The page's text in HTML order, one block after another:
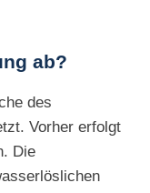
ab?
des
Vorher erfolgt
Die